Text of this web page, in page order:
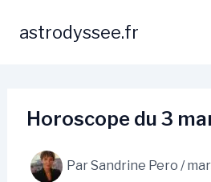
astrodyssee.fr
Horoscope du 3
ParSandrine Pero /